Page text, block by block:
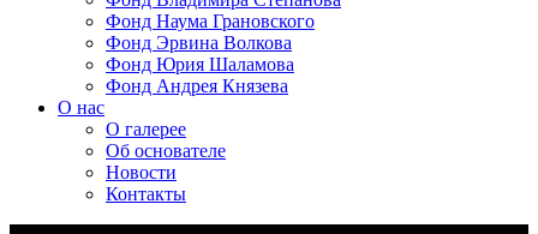
Фонд Наума Грановского
Фонд Эрвина Волкова
Фонд Юрия Шаламова
Фонд Андрея Князева
О нас
О галерее
Об основателе
Новости
Контакты